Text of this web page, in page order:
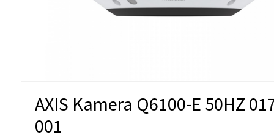
AXIS Kamera Q6100-E 50HZ
001